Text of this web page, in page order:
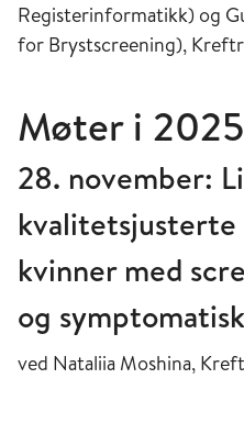
Registerinformatikk) og
for Brystscreening),
Møter i 2025
28. november:
kvalitetsjusterte
kvinner med
og
ved Nataliia Moshina,